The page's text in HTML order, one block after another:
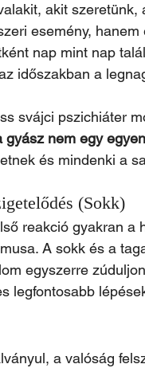
akit
esemény,
nap mint nap
időszakban a
svájci pszichiáter
gyász nem egy
és mindenki a
(Sokk)
reakció gyakran a
A sokk és a
egyszerre
legfontosabb
a valóság